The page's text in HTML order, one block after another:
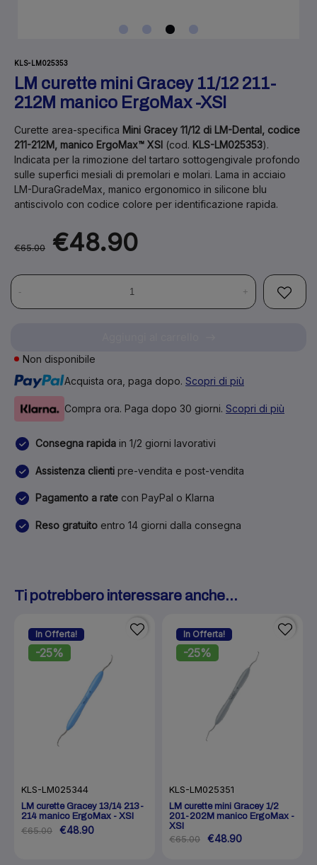
KLS-LM025353
LM curette mini Gracey 11/12 211-
212M manico ErgoMax -XSI
Curette area-specifica Mini Gracey 11/12 di LM-Dental, codice
211-212M, manico ErgoMax™ XSI (cod. KLS-LM025353).
Indicata per la rimozione del tartaro sottogengivale profondo
sulle superfici mesiali di premolari e molari. Lama in acciaio
LM-DuraGradeMax, manico ergonomico in silicone blu
antiscivolo con codice colore per identificazione rapida.
€65.00 €48.90
- +
Non disponibile
Acquista ora, paga dopo. Scopri di più
Compra ora. Paga dopo 30 giorni. Scopri di più
Consegna rapida in 1/2 giorni lavorativi
Assistenza clienti pre-vendita e post-vendita
Pagamento a rate con PayPal o Klarna
Reso gratuito entro 14 giorni dalla consegna
Ti potrebbero interessare anche...
In Offerta!
-25%
KLS-LM025344
LM curette Gracey 13/14 213-
214 manico ErgoMax - XSI
€65.00 €48.90
In Offerta!
-25%
KLS-LM025351
LM curette mini Gracey 1/2
201-202M manico ErgoMax -
XSI
€65.00 €48.90